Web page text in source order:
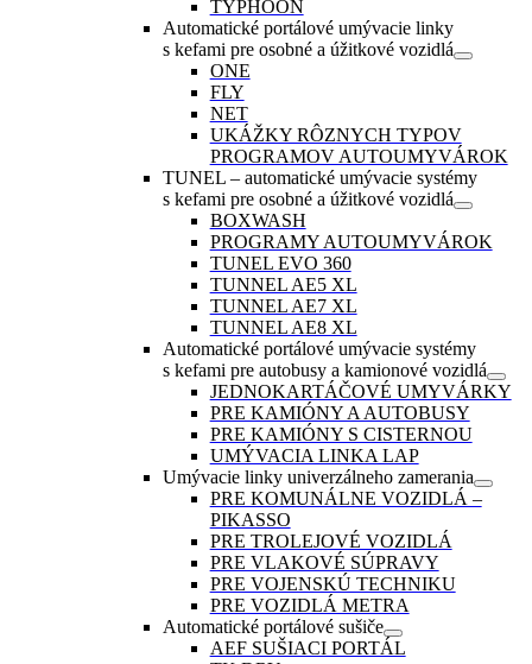
TYPHOON
Automatické portálové umývacie linky
s kefami pre osobné a úžitkové vozidlá
ONE
FLY
NET
UKÁŽKY RÔZNYCH TYPOV
PROGRAMOV AUTOUMYVÁROK
TUNEL – automatické umývacie systémy
s kefami pre osobné a úžitkové vozidlá
BOXWASH
PROGRAMY AUTOUMYVÁROK
TUNEL EVO 360
TUNNEL AE5 XL
TUNNEL AE7 XL
TUNNEL AE8 XL
Automatické portálové umývacie systémy
s kefami pre autobusy a kamionové vozidlá
JEDNOKARTÁČOVÉ UMYVÁRKY
PRE KAMIÓNY A AUTOBUSY
PRE KAMIÓNY S CISTERNOU
UMÝVACIA LINKA LAP
Umývacie linky univerzálneho zamerania
PRE KOMUNÁLNE VOZIDLÁ –
PIKASSO
PRE TROLEJOVÉ VOZIDLÁ
PRE VLAKOVÉ SÚPRAVY
PRE VOJENSKÚ TECHNIKU
PRE VOZIDLÁ METRA
Automatické portálové sušiče
AEF SUŠIACI PORTÁL